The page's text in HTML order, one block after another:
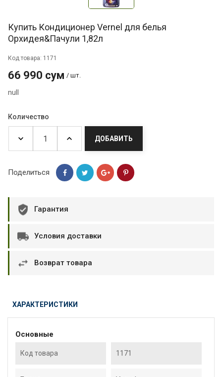
Купить Кондиционер Vernel для белья
Орхидея&Пачули 1,82л
Код товара: 1171
66 990 сум / шт.
null
Количество
ДОБАВИТЬ
Поделиться
Гарантия
Условия доставки
Возврат товара
ХАРАКТЕРИСТИКИ
Основные
Код товара 1171